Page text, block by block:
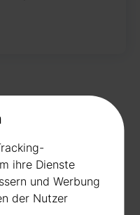
ihre Dienste
und Werbung
der Nutzer